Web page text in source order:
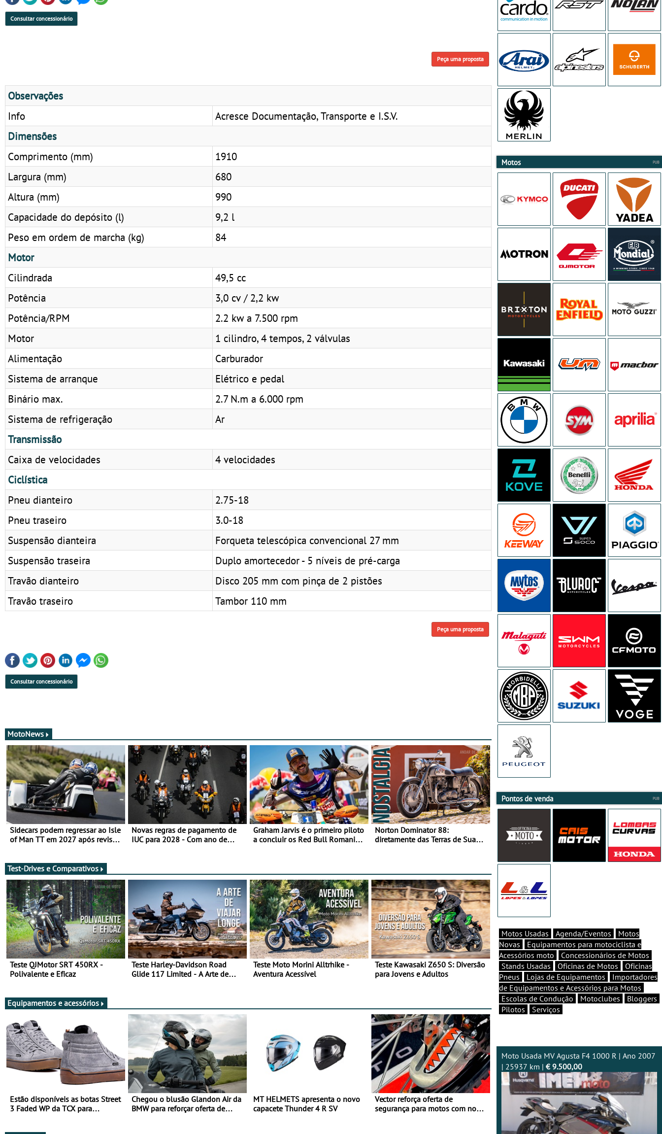
Consultar concessionário
Peça uma proposta
Observações
Info
Acresce Documentação, Transporte e I.S.V.
Dimensões
Comprimento (mm)
1910
Largura (mm)
680
Altura (mm)
990
Capacidade do depósito (l)
9,2 l
Peso em ordem de marcha (kg)
84
Motor
Cilindrada
49,5 cc
Potência
3,0 cv / 2,2 kw
Potência/RPM
2.2 kw a 7.500 rpm
Motor
1 cilindro, 4 tempos, 2 válvulas
Alimentação
Carburador
Sistema de arranque
Elétrico e pedal
Binário max.
2.7 N.m a 6.000 rpm
Sistema de refrigeração
Ar
Transmissão
Caixa de velocidades
4 velocidades
Ciclística
Pneu dianteiro
2.75-18
Pneu traseiro
3.0-18
Suspensão dianteira
Forqueta telescópica convencional 27 mm
Suspensão traseira
Duplo amortecedor - 5 níveis de pré-carga
Travão dianteiro
Disco 205 mm com pinça de 2 pistões
Travão traseiro
Tambor 110 mm
Peça uma proposta
Consultar concessionário
MotoNews
Sidecars podem regressar ao Isle
of Man TT em 2027 após revisão
Novas regras de pagamento de
IUC para 2028 - Com ano de
Graham Jarvis é o primeiro piloto
a concluir os Red Bull Romaniacs
Norton Dominator 88:
diretamente das Terras de Sua
Test-Drives e Comparativos
Teste QJMotor SRT 450RX -
Polivalente e Eficaz
Teste Harley-Davidson Road
Glide 117 Limited - A Arte de
Teste Moto Morini Alltrhike -
Aventura Acessível
Teste Kawasaki Z650 S: Diversão
para Jovens e Adultos
Equipamentos e acessórios
Estão disponíveis as botas Street
3 Faded WP da TCX para
Chegou o blusão Glandon Air da
BMW para reforçar oferta de
MT HELMETS apresenta o novo
capacete Thunder 4 R SV
Vector reforça oferta de
segurança para motos com nova
Motos
Pontos de venda
Motos Usadas Agenda/Eventos
Motos
Novas
Equipamentos para motociclista e
Acessórios moto
Concessionários de Motos
Stands Usadas
Oficinas de Motos
Oficinas
Pneus
Lojas de Equipamentos
Importadores
de Equipamentos e Acessórios para Motos
Escolas de Condução
Motoclubes
Bloggers
Pilotos
Serviços
Moto Usada MV Agusta F4 1000 R | Ano 2007
| 25937 km | € 9.500,00